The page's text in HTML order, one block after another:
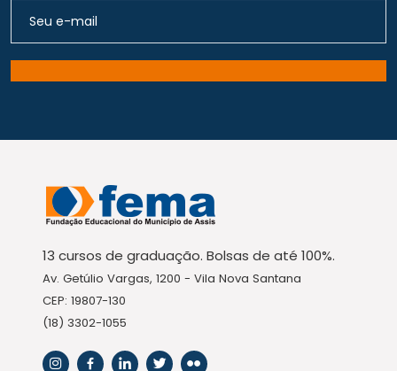
13 cursos de graduação. Bolsas de até 100%.
Av. Getúlio Vargas, 1200 - Vila Nova Santana
CEP: 19807-130
(18) 3302-1055